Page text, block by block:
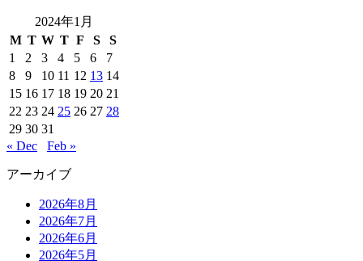
2024年1月
M T W T F S
S
1
2 3 4 5 6
7
8
9 10 11 12 13 14
15 16 17 18 19 20 21
22 23 24 25 26 27 28
29 30 31
« Dec
Feb »
アーカイブ
2026年8月
2026年7月
2026年6月
2026年5月